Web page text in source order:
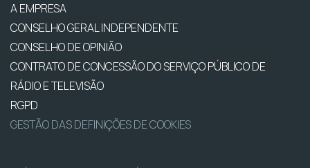
A EMPRESA
CONSELHO GERAL INDEPENDENTE
CONSELHO DE OPINIÃO
CONTRATO DE CONCESSÃO DO SERVIÇO PÚBLICO DE
RÁDIO E TELEVISÃO
RGPD
GESTÃO DAS DEFINIÇÕES DE COOKIES